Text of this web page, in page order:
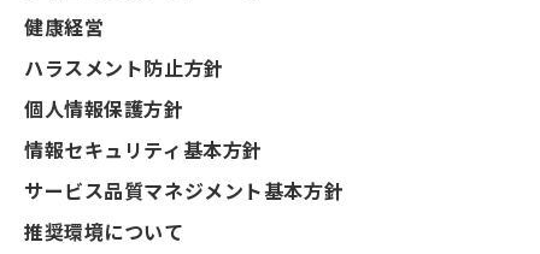
健康経営
ハラスメント防止方針
個人情報保護方針
情報セキュリティ基本方針
サービス品質マネジメント基本方針
推奨環境について